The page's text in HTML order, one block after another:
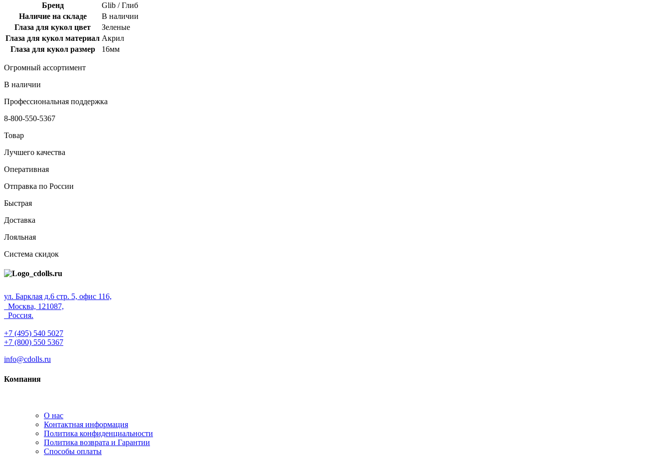
Бренд
Glib / Глиб
Наличие на складе
В наличии
Глаза для кукол цвет
Зеленые
Глаза для кукол материал Акрил
Глаза для кукол размер
16мм
Огромный ассортимент
В наличии
Профессиональная поддержка
8-800-550-5367
Товар
Лучшего качества
Оперативная
Отправка по России
Быстрая
Доставка
Лояльная
Система скидок
ул. Барклая д.6 стр. 5, офис 116,
Москва, 121087,
Россия.
+7 (495) 540 5027
+7 (800) 550 5367
info@cdolls.ru
Компания
О нас
Контактная информация
Политика конфиденциальности
Политика возврата и Гарантии
Способы оплаты